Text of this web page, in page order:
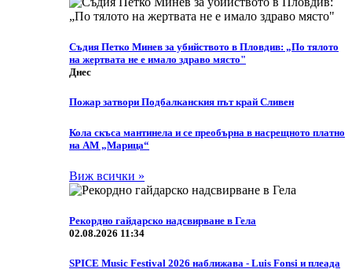
Съдия Петко Минев за убийството в Пловдив: „По тялото
на жертвата не е имало здраво място"
Днес
Пожар затвори Подбалканския път край Сливен
Кола скъса мантинела и се преобърна в насрещното платно
на АМ „Марица“
Виж всички »
Рекордно гайдарско надсвирване в Гела
02.08.2026 11:34
SPICE Music Festival 2026 наближава - Luis Fonsi и плеада